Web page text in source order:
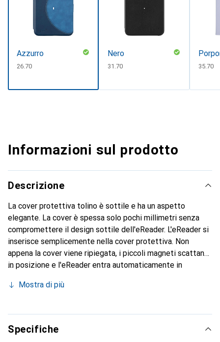
Azzurro
CHF
26.70
Nero
CHF
31.70 CHF
35.70
Informazioni sul prodotto
Descrizione
La cover protettiva tolino è sottile e ha un aspetto
elegante. La cover è spessa solo pochi millimetri senza
compromettere il design sottile dell'eReader. L'eReader si
inserisce semplicemente nella cover protettiva. Non
appena la cover viene ripiegata, i piccoli magneti scattano
in posizione e l'eReader entra automaticamente in
risveglia automaticamente. La copertina è realizzata con
velluto all'interno per evitare graffi allo schermo. Dispone
inoltre di una funzione di risveglio/snooze automatico.
Mostra di più
Specifiche